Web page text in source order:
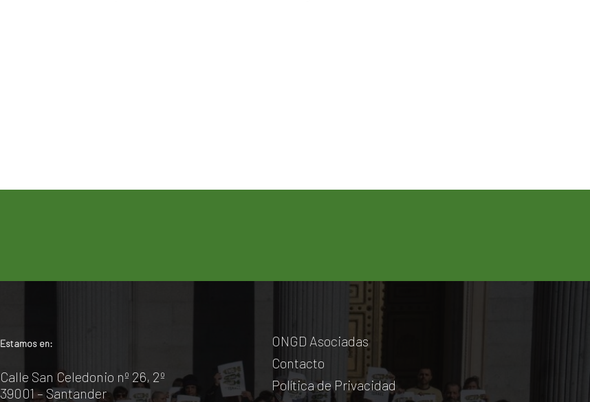
Estamos en:
Calle San Celedonio nº 26, 2º
39001 – Santander
ONGD Asociadas
Contacto
Política de Privacidad